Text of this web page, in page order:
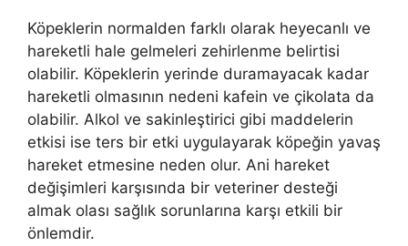
Köpeklerin normalden farklı olarak heyecanlı ve
hareketli hale gelmeleri zehirlenme belirtisi
olabilir. Köpeklerin yerinde duramayacak kadar
hareketli olmasının nedeni kafein ve çikolata da
olabilir. Alkol ve sakinleştirici gibi maddelerin
etkisi ise ters bir etki uygulayarak köpeğin yavaş
hareket etmesine neden olur. Ani hareket
değişimleri karşısında bir veteriner desteği
almak olası sağlık sorunlarına karşı etkili bir
önlemdir.